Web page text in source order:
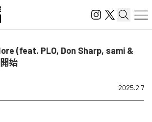
(feat. PLO, Don Sharp, sami &
始
2025.2.7